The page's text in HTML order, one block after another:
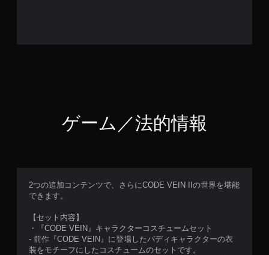
ゲーム／法的情報
2つの追加コンテンツで、さらにCODE VEIN IIの世界を堪能
できます。
【セット内容】
・『CODE VEIN』キャラクターコスチュームセット
- 前作『CODE VEIN』に登場したバディキャラクターの衣
装をモチーフにしたコスチュームのセットです。